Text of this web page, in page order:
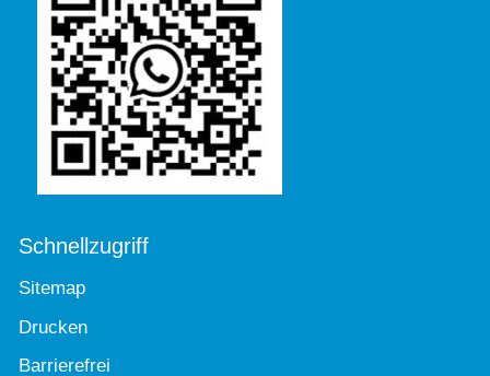
Schnellzugriff
Sitemap
Drucken
Barrierefrei